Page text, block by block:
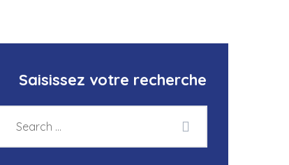
Saisissez votre recherche